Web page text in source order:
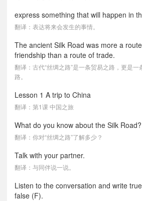
express something that will happen in
翻译：表达将来会发生的事情。
The ancient Silk Road was more a
friendship than a route of trade.
翻译：古代“丝绸之路”是一条贸易之路，更是一
路。
Lesson 1 A trip to China
翻译：第1课 中国之旅
What do you know about the Silk Road?
翻译：你对“丝绸之路”了解多少？
Talk with your partner.
翻译：与同伴说一说。
Listen to the conversation and write
false (F).